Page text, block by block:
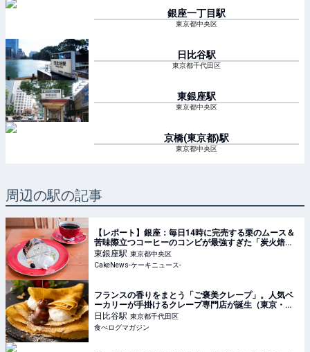
銀座一丁目駅
東京都中央区
日比谷駅
東京都千代田区
東銀座駅
東京都中央区
京橋(東京都)駅
東京都中央区
周辺の駅の記事
【レポート】銀座：毎日14時に完売する栗のムース＆
苦味際立つコーヒーのコンビが最強すぎた「炭火焙煎
珈琲.凛 本店」8月5日より移転リニューアルオープン
東銀座駅 東京都中央区
CakeNews-ケーキニュース-
フランスの香りをまとう「ご褒美クレープ」。人気ベ
ーカリーが手掛けるクレープ専門店が誕生（東京・日
比谷） | 食べログマガジン
日比谷駅 東京都千代田区
食べログマガジン